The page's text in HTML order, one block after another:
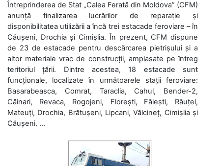
Întreprinderea de Stat „Calea Ferată din Moldova” (CFM)
anunță finalizarea lucrărilor de reparație și
disponibilitatea utilizării a încă trei estacade feroviare – în
Căușeni, Drochia și Cimișlia. În prezent, CFM dispune
de 23 de estacade pentru descărcarea pietrișului și a
altor materiale vrac de construcții, amplasate pe întreg
teritoriul țării. Dintre acestea, 18 estacade sunt
funcționale, localizate în următoarele stații feroviare:
Basarabeasca, Comrat, Taraclia, Cahul, Bender-2,
Căinari, Revaca, Rogojeni, Florești, Fălești, Răuțel,
Mateuți, Drochia, Brătușeni, Lipcani, Vălcineț, Cimișlia și
Căușeni. ...